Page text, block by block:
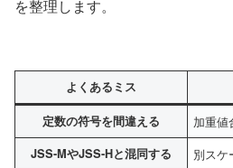
を整理します。
よくあるミス
定数の符号を間違える 加重値
JSS-MやJSS-Hと混同する 別スケ